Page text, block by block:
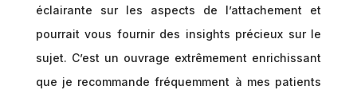
éclairante sur les aspects de l’attachement et
pourrait vous fournir des insights précieux sur le
sujet. C’est un ouvrage extrêmement enrichissant
que je recommande fréquemment à mes patients